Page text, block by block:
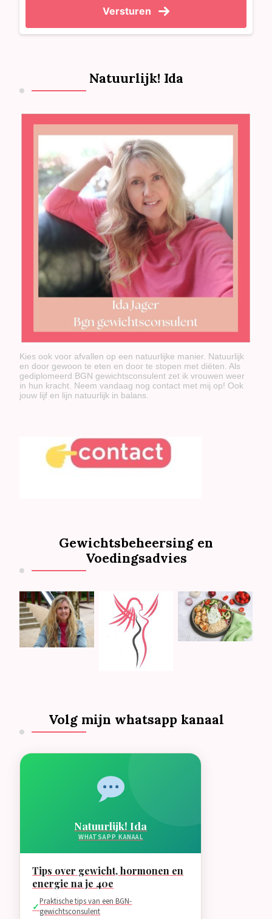
Versturen
Natuurlijk! Ida
Kies ook voor afvallen op een natuurlijke manier. Natuurlijk
en door gewoon te eten en door te stopen met diëten. Als
gediplomeerd BGN gewichtsconsulent zet ik vrouwen weer
in hun kracht. Neem vandaag nog contact met mij op! Ook
jouw lijf en lijn natuurlijk in balans.
Gewichtsbeheersing en
Voedingsadvies
Volg mijn whatsapp kanaal
Natuurlijk! Ida
WHATSAPP KANAAL
Tips over gewicht, hormonen en
energie na je 40e
Praktische tips van een BGN-
gewichtsconsulent